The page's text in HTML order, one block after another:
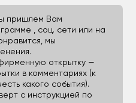
пришлем Вам
, соц. сети или на
мы
открытку —
в комментариях (к
какого события).
с инструкцией по